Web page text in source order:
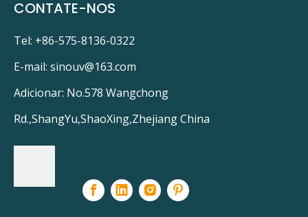
Aqua Sun Internacional BBUV1
Austin Springs AS-UV-R
Cole-Parmer 99280-05
Cole-Parmer 99280-10
Cole-Parmer EW-99280-050
Tecnologias de Água Evoqua W2T850795
CONTATE-NOS
Tel: +86-575-8136-0322
E-mail: sinouv@163.com
Adicionar: No.578 Wangchong
Rd.,ShangYu,ShaoXing,Zhejiang China